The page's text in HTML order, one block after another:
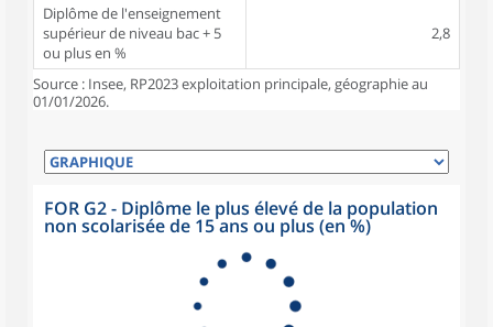
Diplôme de l'enseignement
supérieur de niveau bac + 5
ou plus en %
2,8
Source : Insee, RP2023 exploitation principale, géographie au
01/01/2026.
FOR G2 - Diplôme le plus élevé de la population
non scolarisée de 15 ans ou plus (en %)